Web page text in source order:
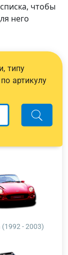
чтобы
него
типу
артикулу
(1992 - 2003)